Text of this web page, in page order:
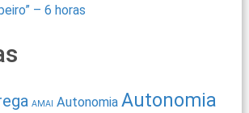
– 6 horas
AMAI Autonomia Autonomia